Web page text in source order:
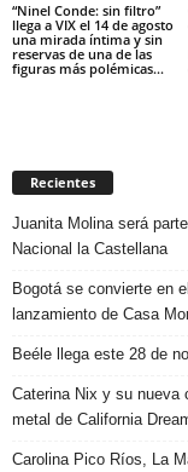
“Ninel Conde: sin filtro”
llega a VIX el 14 de agosto
una mirada íntima y sin
reservas de una de las
figuras más polémicas...
Recientes
Juanita Molina será
Nacional la Castellana
Bogotá se convierte en
lanzamiento de Casa
Beéle llega este 28 de
Caterina Nix y su nueva
metal de California
Carolina Pico Ríos, La